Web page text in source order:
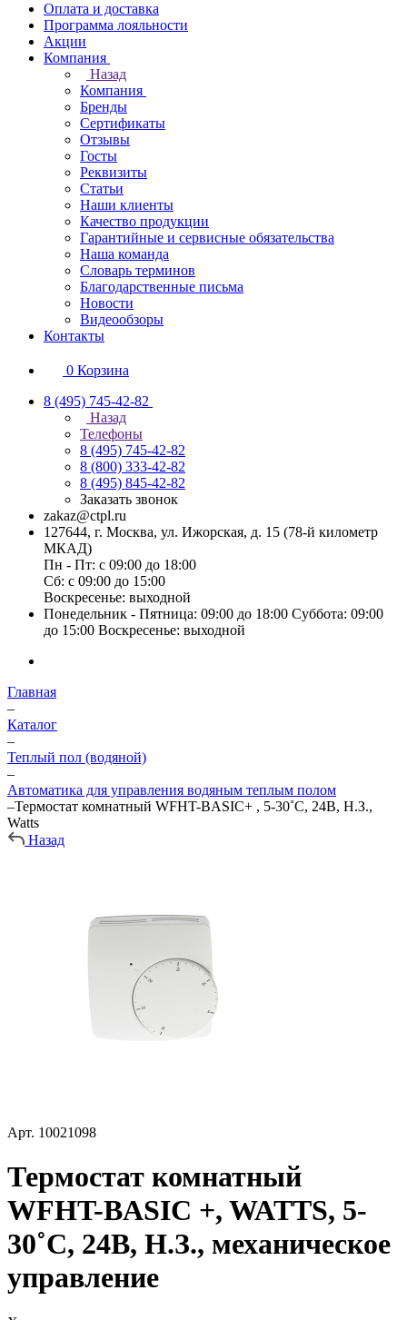
Оплата и доставка
Программа лояльности
Акции
Компания
Назад
Компания
Бренды
Сертификаты
Отзывы
Госты
Реквизиты
Статьи
Наши клиенты
Качество продукции
Гарантийные и сервисные обязательства
Наша команда
Словарь терминов
Благодарственные письма
Новости
Видеообзоры
Контакты
0 Корзина
8 (495) 745-42-82
Назад
Телефоны
8 (495) 745-42-82
8 (800) 333-42-82
8 (495) 845-42-82
Заказать звонок
zakaz@ctpl.ru
127644, г. Москва, ул. Ижорская, д. 15 (78-й километр
МКАД)
Пн - Пт: с 09:00 до 18:00
Сб: с 09:00 до 15:00
Воскресенье: выходной
Понедельник - Пятница: 09:00 до 18:00 Суббота: 09:00
до 15:00 Воскресенье: выходной
Главная
–
Каталог
–
Теплый пол (водяной)
–
Автоматика для управления водяным теплым полом
–Термостат комнатный WFHT-BASIC+ , 5-30˚С, 24В, Н.З.,
Watts
Назад
Арт. 10021098
Термостат комнатный
WFHT-BASIC +, WATTS, 5-
30˚С, 24В, Н.З., механическое
управление